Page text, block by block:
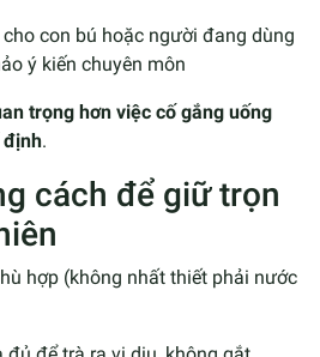
con bú hoặc người đang dùng
ý kiến chuyên môn
trọng hơn việc cố gắng uống
định.
cách để giữ trọn
hợp (không nhất thiết phải nước